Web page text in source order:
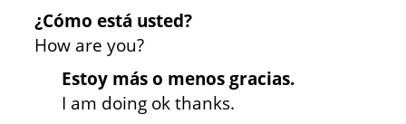
¿Cómo está usted?
How are you?
Estoy más o menos gracias.
I am doing ok thanks.